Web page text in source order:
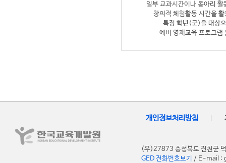
일부 교과시간이나 동아리 활
창의적 체험활동 시간을 활
특정 학년(군)을 대상
예비 영재교육 프로그램
개인정보처리방침
(우)27873 충청북도 진천군
GED 전화번호보기 / E-mail :